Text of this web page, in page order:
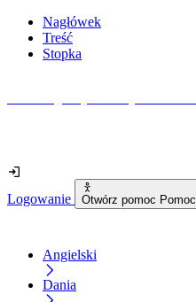
Nagłówek
Treść
Stopka
Logowanie Otwórz pomoc Pomoc
Angielski
Dania